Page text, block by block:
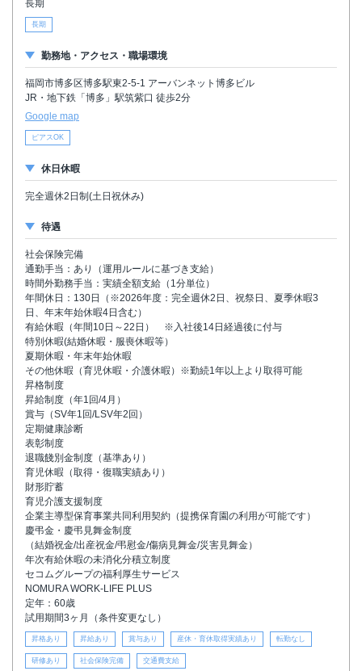
長期
長期
勤務地・アクセス・職場環境
福岡市博多区博多駅東2-5-1 アーバンネット博多ビル
JR・地下鉄「博多」駅筑紫口 徒歩2分
Google map
ピアスOK
休日休暇
完全週休2日制(土日祝休み)
待遇
社会保険完備
通勤手当：あり（運用ルールに基づき支給）
時間外勤務手当：実績全額支給（1分単位）
年間休日：130日（※2026年度：完全週休2日、祝祭日、夏季休暇3
日、年末年始休暇4日含む）
有給休暇（年間10日～22日） ※入社後14日経過後に付与
特別休暇(結婚休暇・服喪休暇等）
夏期休暇・年末年始休暇
その他休暇（育児休暇・介護休暇）※勤続1年以上より取得可能
昇格制度
昇給制度（年1回/4月）
賞与（SV年1回/LSV年2回）
定期健康診断
表彰制度
退職餞別金制度（基準あり）
育児休暇（取得・復職実績あり）
財形貯蓄
育児介護支援制度
企業主導型保育事業共同利用契約（提携保育園の利用が可能です）
慶弔金・慶弔見舞金制度
（結婚祝金/出産祝金/弔慰金/傷病見舞金/災害見舞金）
年次有給休暇の未消化分積立制度
セコムグループの福利厚生サービス
NOMURA WORK-LIFE PLUS
定年：60歳
試用期間3ヶ月（条件変更なし）
昇格あり 昇給あり 賞与あり 産休・育休取得実績あり 転勤なし
研修あり 社会保険完備 交通費支給